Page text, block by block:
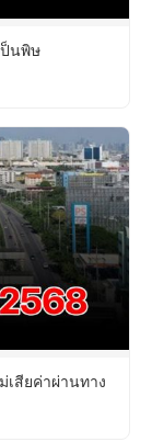
ป็นพิษ
เสียค่าผ่านทาง